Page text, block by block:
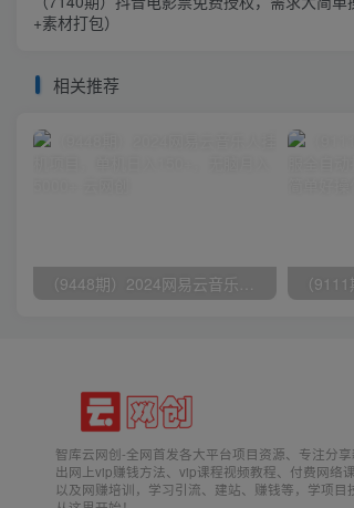
+素材打包）
相关推荐
（9448期）2024网易云音乐人挂机项目，单机日入150+，无脑月入5000+
智库云网创-全网首发各大平台项目资源、专注分享
出网上vip赚钱方法、vip课程视频教程、付费网络
以及网赚培训，学习引流、建站、赚钱等，学项目